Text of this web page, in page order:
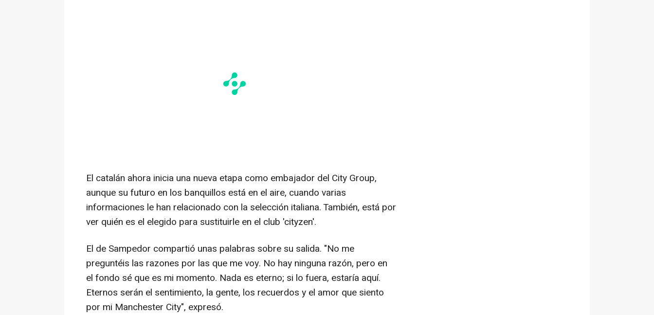
El catalán ahora inicia una nueva etapa como embajador del City Group,
aunque su futuro en los banquillos está en el aire, cuando varias
informaciones le han relacionado con la selección italiana. También, está por
ver quién es el elegido para sustituirle en el club 'cityzen'.
El de Sampedor compartió unas palabras sobre su salida. "No me
preguntéis las razones por las que me voy. No hay ninguna razón, pero en
el fondo sé que es mi momento. Nada es eterno; si lo fuera, estaría aquí.
Eternos serán el sentimiento, la gente, los recuerdos y el amor que siento
por mi Manchester City", expresó.